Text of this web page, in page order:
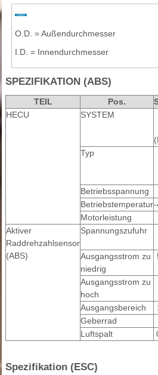
O.D. = Außendurchmesser
I.D. = Innendurchmesser
SPEZIFIKATION (ABS)
TEIL Pos.
HECU
SYSTEM
Typ
Betriebsspannung
Betriebstemperatur-
Motorleistung
Aktiver
Raddrehzahlsensor
(ABS)
Spannungszufuhr
Ausgangsstrom zu
niedrig
Ausgangsstrom zu
hoch
Ausgangsbereich
Geberrad
Luftspalt
Spezifikation (ESC)